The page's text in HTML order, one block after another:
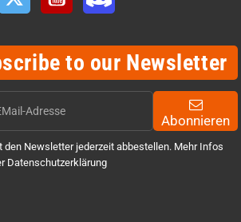
to our Newsletter
Abonnieren
den Newsletter jederzeit abbestellen. Mehr Infos
Datenschutzerklärung